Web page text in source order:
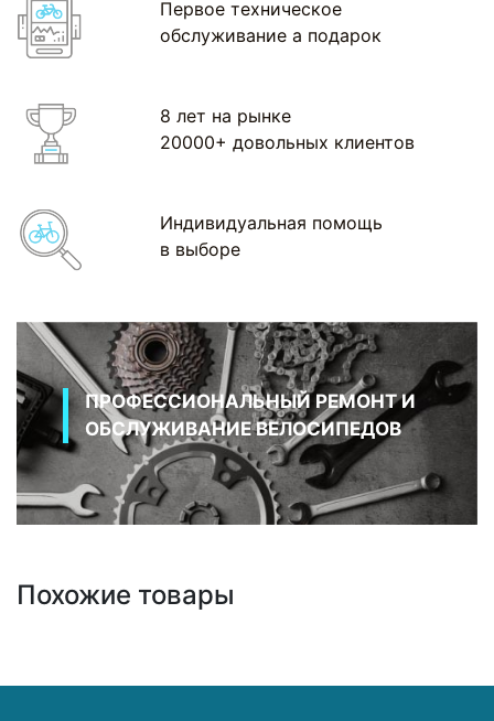
Первое техническое
обслуживание а подарок
8 лет на рынке
20000+ довольных клиентов
Индивидуальная помощь
в выборе
ПРОФЕССИОНАЛЬНЫЙ РЕМОНТ И
ОБСЛУЖИВАНИЕ ВЕЛОСИПЕДОВ
Похожие товары